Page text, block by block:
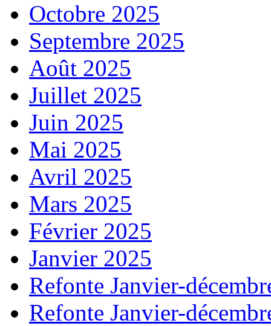
Octobre 2025
Septembre 2025
Août 2025
Juillet 2025
Juin 2025
Mai 2025
Avril 2025
Mars 2025
Février 2025
Janvier 2025
Refonte Janvier-
Refonte Janvier-